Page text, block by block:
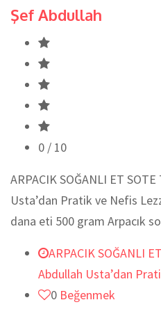
Şef Abdullah
0 / 10
ARPACIK SOĞANLI ET
Usta’dan Pratik ve Nefis
dana eti 500 gram Arpacık
ARPACIK SOĞANLI
Abdullah Usta’dan
0 Beğenmek